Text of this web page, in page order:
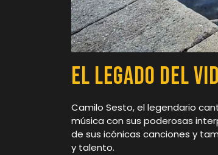
El legado del
Camilo Sesto, el legendario
música con sus poderosas
de sus icónicas canciones y
y talento.